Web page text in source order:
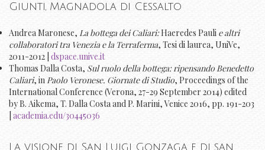
Giunti, Magnadola di Cessalto
Andrea Maronese, La bottega dei Caliari:Haeredes Pauli e altri
collaboratori tra Venezia e la Terraferma, Tesi di laurea, UniVe,
2011-2012 | dspace.unive.it
Thomas Dalla Costa, Sul ruolo della bottega: ripensando Benedetto
Caliari, in Paolo Veronese. Giornate di Studio, Proceedings of the
International Conference (Verona, 27-29 September 2014) edited
by B. Aikema, T. Dalla Costa and P. Marini, Venice 2016, pp. 191-203
academia.edu/30445036
La visione di San Luigi Gonzaga e di san